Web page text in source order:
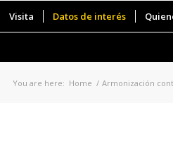
Visita Datos de interés
You are here: Home / Armonización